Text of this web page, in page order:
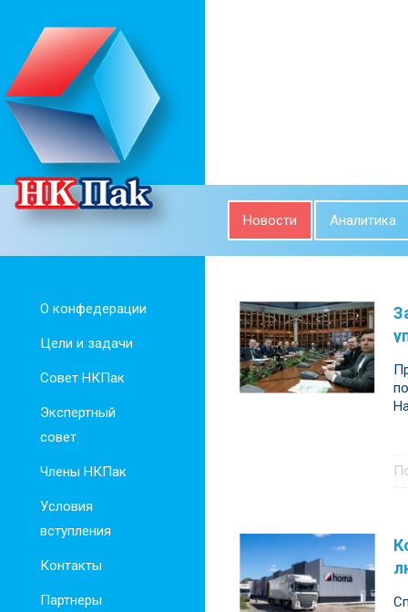
Новости Аналитика
О конфедерации
Цели и задачи
Совет НКПак
Экспертный
совет
Члены НКПак
Условия
вступления
Контакты
Партнеры